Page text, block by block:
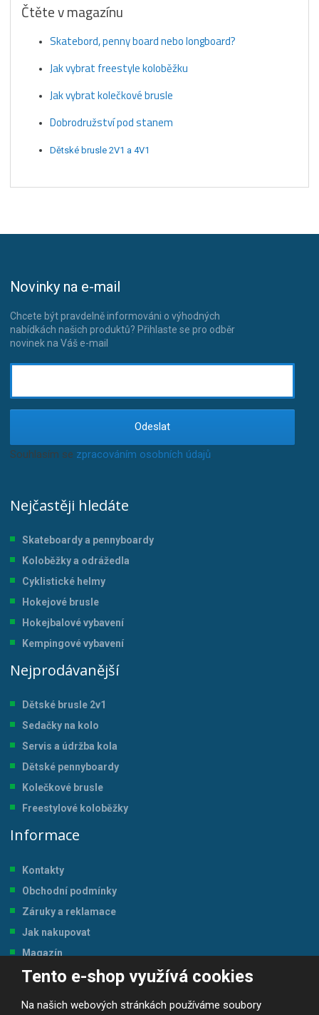
Tento e-shop využívá cookies
Na našich webových stránkách používáme soubory
Čtěte v magazínu
Skatebord, penny board nebo longboard?
Jak vybrat freestyle koloběžku
Jak vybrat kolečkové brusle
Dobrodružství pod stanem
Dětské brusle 2V1 a 4V1
Novinky na e-mail
Chcete být pravdelně informováni o výhodných
nabídkách našich produktů? Přihlaste se pro odběr
novinek na Váš e-mail
Odeslat
Souhlasím se zpracováním osobních údajů.
Nejčastěji hledáte
Skateboardy a pennyboardy
Koloběžky a odrážedla
Cyklistické helmy
Hokejové brusle
Hokejbalové vybavení
Kempingové vybavení
Nejprodávanější
Dětské brusle 2v1
Sedačky na kolo
Servis a údržba kola
Dětské pennyboardy
Kolečkové brusle
Freestylové koloběžky
Informace
Kontakty
Obchodní podmínky
Záruky a reklamace
Jak nakupovat
Magazín
Tabulka velikostí